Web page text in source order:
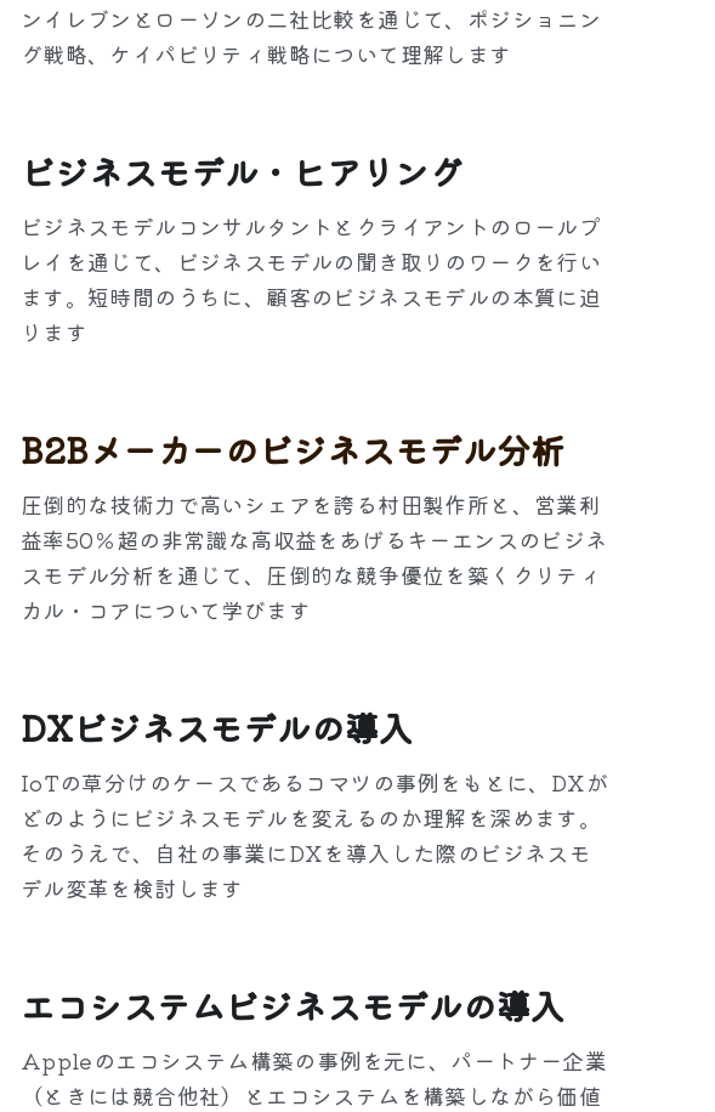
ンイレブンとローソンの二社比較を通じて、ポジショニン
グ戦略、ケイパビリティ戦略について理解します
ビジネスモデル・ヒアリング
ビジネスモデルコンサルタントとクライアントのロールプ
レイを通じて、ビジネスモデルの聞き取りのワークを行い
ます。短時間のうちに、顧客のビジネスモデルの本質に迫
ります
B2Bメーカーのビジネスモデル分析
圧倒的な技術力で高いシェアを誇る村田製作所と、営業利
益率50％超の非常識な高収益をあげるキーエンスのビジネ
スモデル分析を通じて、圧倒的な競争優位を築くクリティ
カル・コアについて学びます
DXビジネスモデルの導入
IoTの草分けのケースであるコマツの事例をもとに、DXが
どのようにビジネスモデルを変えるのか理解を深めます。
そのうえで、自社の事業にDXを導入した際のビジネスモ
デル変革を検討します
エコシステムビジネスモデルの導入
Appleのエコシステム構築の事例を元に、パートナー企業
（ときには競合他社）とエコシステムを構築しながら価値